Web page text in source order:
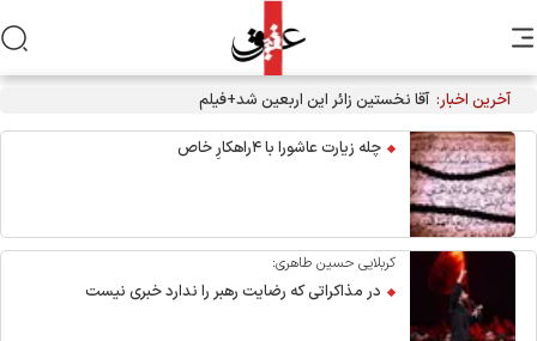
آخرین اخبار: آقا نخستین زائر این اربعین شد+فیلم
چله زیارت عاشورا با ۴راهکارِ خاص
کربلایی حسین طاهری:
در مذاکراتی که رضایت رهبر را ندارد خبری نیست